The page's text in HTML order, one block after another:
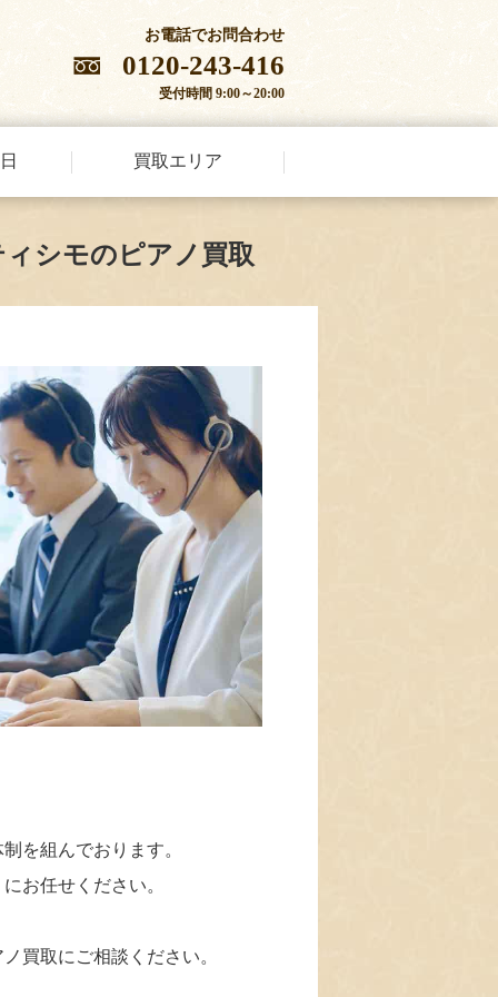
お電話でお問合わせ
0120-243-416
受付時間 9:00～20:00
買取エリア
シモのピアノ買取
を組んでおります。
お任せください。
買取にご相談ください。